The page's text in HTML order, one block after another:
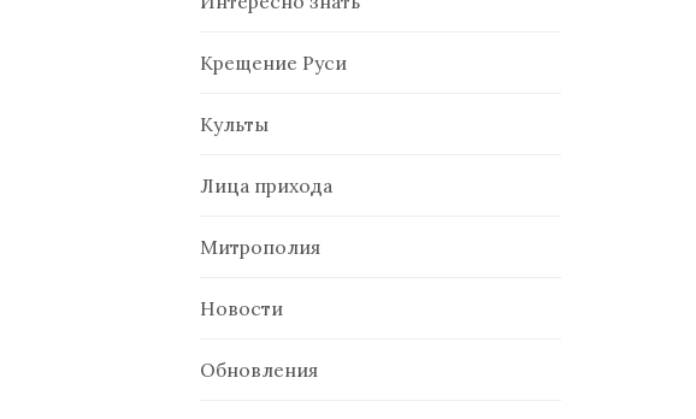
Крещение Руси
Культы
Лица прихода
Митрополия
Новости
Обновления